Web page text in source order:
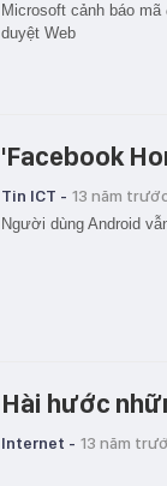
Microsoft cảnh báo
duyệt Web
'Facebook
Tin ICT - 13 năm
Người dùng Android
Hài hước
Internet - 13 năm